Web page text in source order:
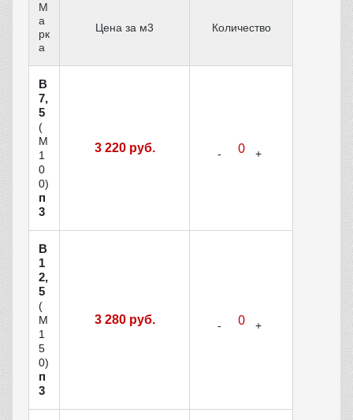
М
а
рк
а
Цена за м3 Количество
В
7,
5
(
М
1
0
0)
п
3
3 220 руб.
В
1
2,
5
(
М
1
5
0)
п
3
3 280 руб.